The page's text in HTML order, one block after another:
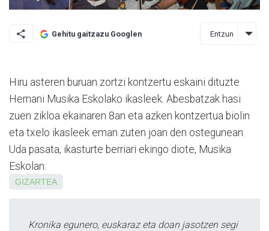
Gehitu gaitzazu Googlen Entzun
Hiru asteren buruan zortzi kon­tzertu eskaini dituzte
Hernani Musika Eskolako ikasleek. Abesbatzak hasi
zuen zikloa ekainaren 8an eta azken kontzertua biolin
eta txelo ikasleek eman zuten joan den ostegunean.
Uda pasata, ikasturte berriari ekingo diote, Musika
Eskolan.
GIZARTEA
Kronika egunero, euskaraz eta doan jasotzen segi